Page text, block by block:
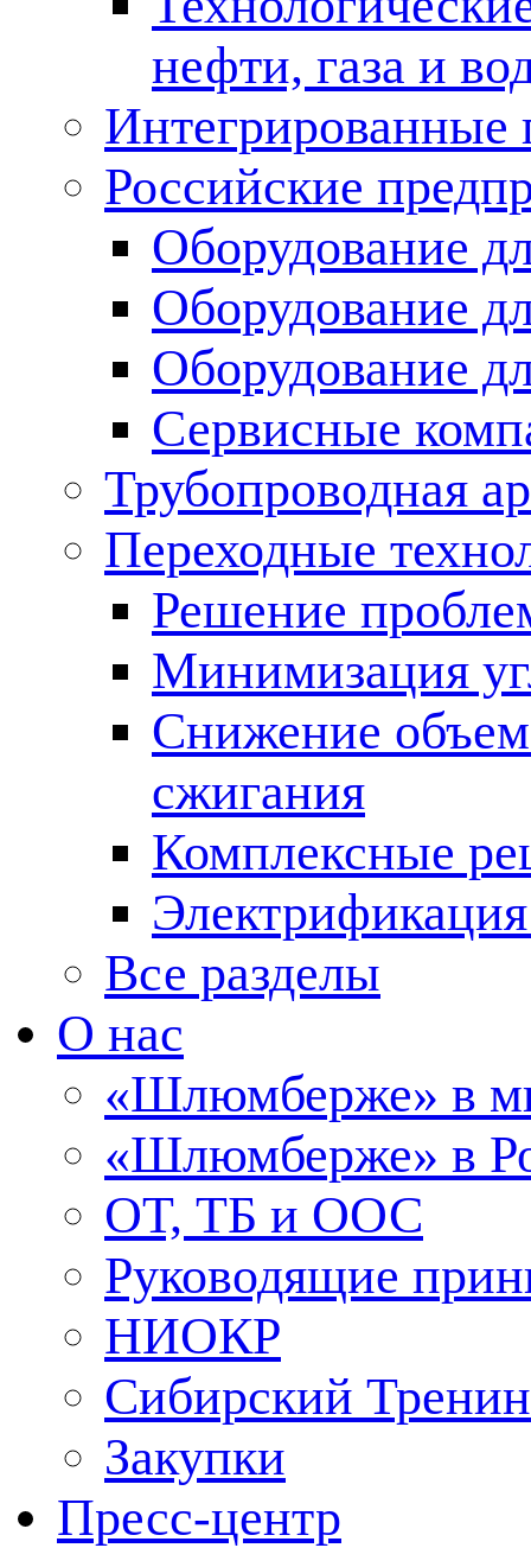
нефти, газа и
Российские
Оборудование
Оборудование
Оборудование
Сервисные
Трубопроводная
Переходные
Решение
Минимизация
Снижение
сжигания
Комплексные
Все разделы
О нас
«Шлюмберже» в
«Шлюмберже» в
ОТ, ТБ и ООС
Руководящие
НИОКР
Сибирский
Закупки
Пресс-центр